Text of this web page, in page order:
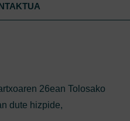
26ean Tolosako
dute hizpide,